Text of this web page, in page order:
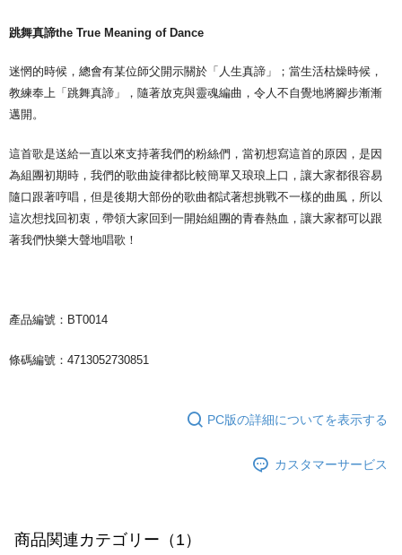
跳舞真諦the True Meaning of Dance
迷惘的時候，總會有某位師父開示關於「人生真諦」；當生活枯燥時候，
教練奉上「跳舞真諦」，隨著放克與靈魂編曲，令人不自覺地將腳步漸漸
邁開。
這首歌是送給一直以來支持著我們的粉絲們，當初想寫這首的原因，是因
為組團初期時，我們的歌曲旋律都比較簡單又琅琅上口，讓大家都很容易
隨口跟著哼唱，但是後期大部份的歌曲都試著想挑戰不一樣的曲風，所以
這次想找回初衷，帶領大家回到一開始組團的青春熱血，讓大家都可以跟
著我們快樂大聲地唱歌！
產品編號：BT0014
條碼編號：4713052730851
PC版の詳細についてを表示する
カスタマーサービス
商品関連カテゴリー（1）